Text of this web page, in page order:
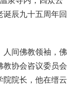
辰九十五周年回
间佛教领袖，佛
教协会咨议委员会
院院长，他在缙云